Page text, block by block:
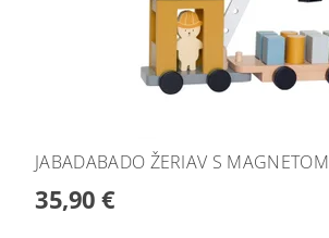
JABADABADO ŽERIAV S MAGNETOM
35,90 €